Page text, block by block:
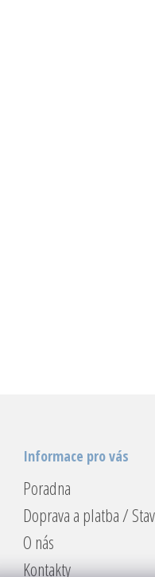
Informace pro vás
Poradna
Doprava a platba /
O nás
Kontakty